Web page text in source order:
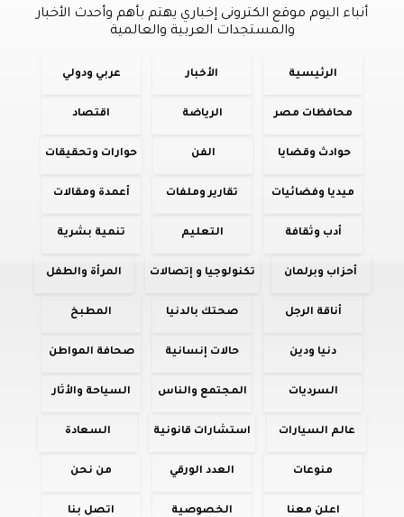
أنباء اليوم موقع الكترونى إخباري يهتم بأهم وأحدث الأخبار
والمستجدات العربية والعالمية
الرئيسية الأخبار عربي ودولي
محافظات مصر الرياضة اقتصاد
حوادث وقضايا الفن حوارات وتحقيقات
ميديا وفضائيات تقارير وملفات أعمدة ومقالات
أدب وثقافة التعليم تنمية بشرية
أحزاب وبرلمان تكنولوجيا و إتصالات المرأة والطفل
أناقة الرجل صحتك بالدنيا المطبخ
دنيا ودين حالات إنسانية صحافة المواطن
السرديات المجتمع والناس السياحة والأثار
عالم السيارات استشارات قانونية السعادة
منوعات العدد الورقي من نحن
اعلن معنا الخصوصية اتصل بنا